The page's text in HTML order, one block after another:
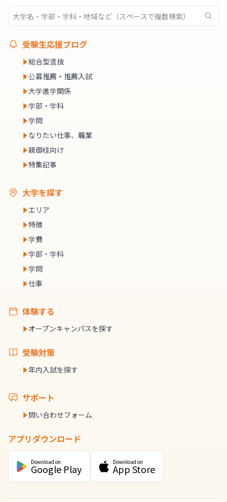
受験生応援ブログ
総合型選抜
公募推薦・推薦入試
大学進学関係
学部・学科
学問
なりたい仕事、職業
親御様向け
特集記事
大学を探す
エリア
特徴
学費
学部・学科
学問
仕事
体験する
オープンキャンパスを探す
受験対策
年内入試を探す
サポート
問い合わせフォーム
アプリダウンロード
Download on
Google Play
Download on
App Store